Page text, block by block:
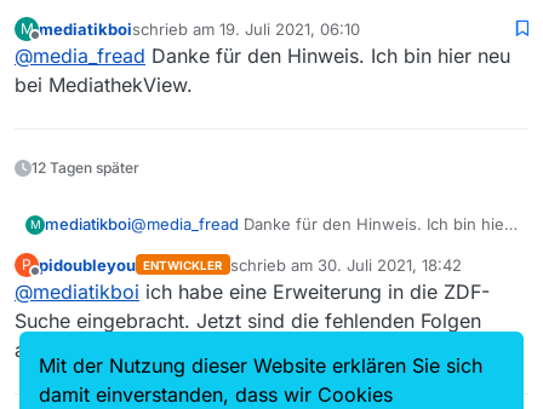
diese Folge bereitzustellen
der Liste oder nicht. Generell Anpassungen am
fehlenden Beiträgen.
Wenn einzelne Folgen fehlen ist es immer am
M
Offline
mediatikboischrieb am 19. Juli 2021, 06:10
zuletzt editiert von
@media_fread Danke für den Hinweis. Ich bin hier neu
bei MediathekView.
12 Tagen später
M mediatikboi@media_fread Danke für den Hinweis. Ich bin hier
P
Offline
pidoubleyou ENTWICKLER schrieb am 30. Juli 2021, 18:42
zuletzt editiert von
@mediatikboi ich habe eine Erweiterung in die ZDF-
Suche eingebracht. Jetzt sind die fehlenden Folgen
auch in MV vorhanden.
Mit der Nutzung dieser Website erklären Sie sich
damit einverstanden, dass wir Cookies